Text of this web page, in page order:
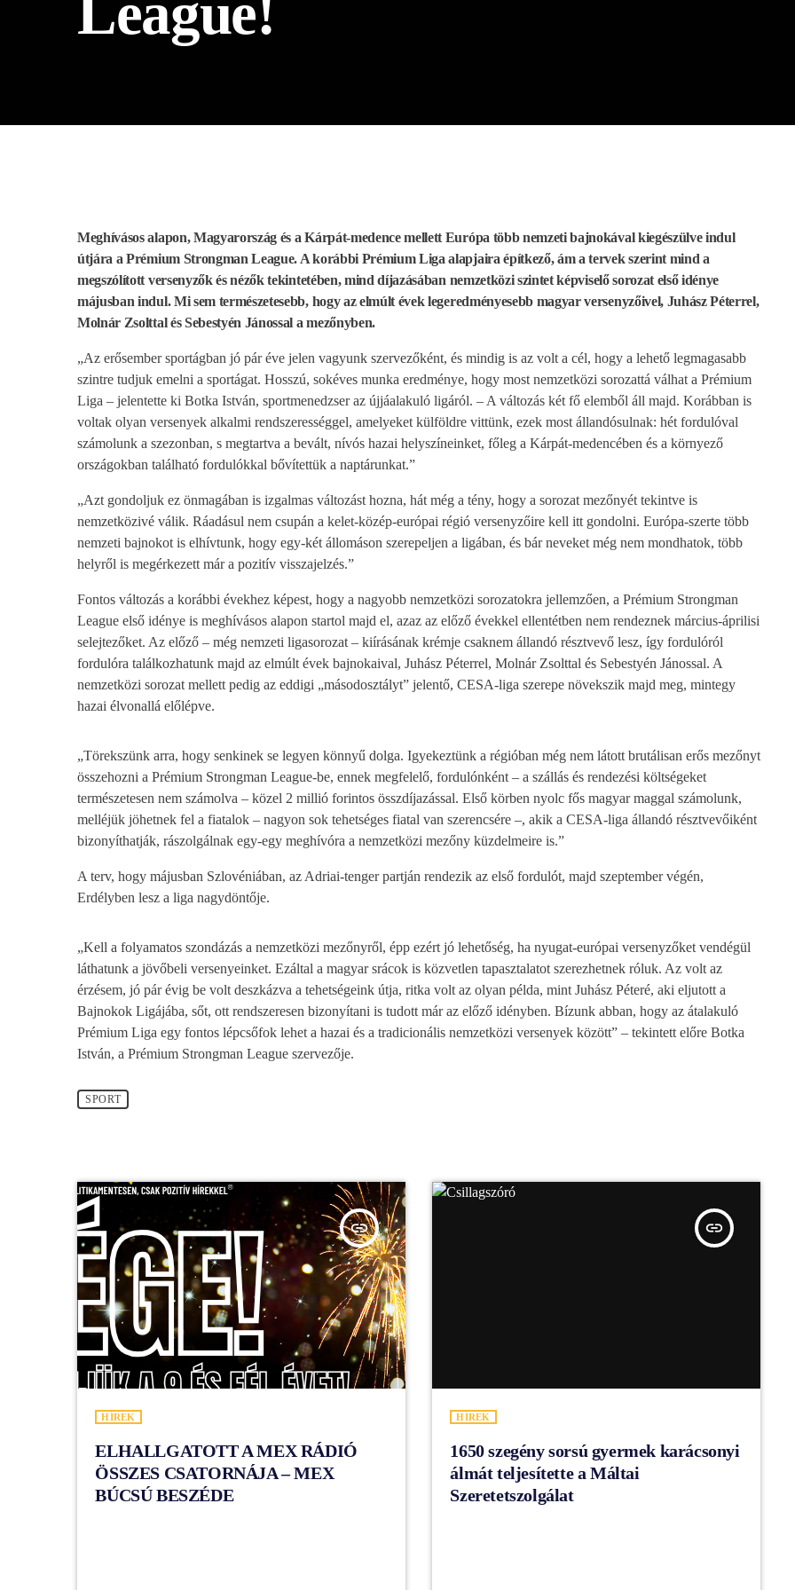
BÚCSÚZIK A MEX RÁDIÓ - MEX BÚCSÚ BESZÉDE
League!
Meghívásos alapon, Magyarország és a Kárpát-medence mellett Európa több nemzeti bajnokával kiegészülve indul
útjára a Prémium Strongman League. A korábbi Prémium Liga alapjaira építkező, ám a tervek szerint mind a
megszólított versenyzők és nézők tekintetében, mind díjazásában nemzetközi szintet képviselő sorozat első idénye
májusban indul. Mi sem természetesebb, hogy az elmúlt évek legeredményesebb magyar versenyzőivel, Juhász Péterrel,
Molnár Zsolttal és Sebestyén Jánossal a mezőnyben.
„Az erősember sportágban jó pár éve jelen vagyunk szervezőként, és mindig is az volt a cél, hogy a lehető legmagasabb
szintre tudjuk emelni a sportágat. Hosszú, sokéves munka eredménye, hogy most nemzetközi sorozattá válhat a Prémium
Liga – jelentette ki Botka István, sportmenedzser az újjáalakuló ligáról. – A változás két fő elemből áll majd. Korábban is
voltak olyan versenyek alkalmi rendszerességgel, amelyeket külföldre vittünk, ezek most állandósulnak: hét fordulóval
számolunk a szezonban, s megtartva a bevált, nívós hazai helyszíneinket, főleg a Kárpát-medencében és a környező
országokban található fordulókkal bővítettük a naptárunkat.”
„Azt gondoljuk ez önmagában is izgalmas változást hozna, hát még a tény, hogy a sorozat mezőnyét tekintve is
nemzetközivé válik. Ráadásul nem csupán a kelet-közép-európai régió versenyzőire kell itt gondolni. Európa-szerte több
nemzeti bajnokot is elhívtunk, hogy egy-két állomáson szerepeljen a ligában, és bár neveket még nem mondhatok, több
helyről is megérkezett már a pozitív visszajelzés.”
Fontos változás a korábbi évekhez képest, hogy a nagyobb nemzetközi sorozatokra jellemzően, a Prémium Strongman
League első idénye is meghívásos alapon startol majd el, azaz az előző évekkel ellentétben nem rendeznek március-áprilisi
selejtezőket. Az előző – még nemzeti ligasorozat – kiírásának krémje csaknem állandó résztvevő lesz, így fordulóról
fordulóra találkozhatunk majd az elmúlt évek bajnokaival, Juhász Péterrel, Molnár Zsolttal és Sebestyén Jánossal. A
nemzetközi sorozat mellett pedig az eddigi „másodosztályt” jelentő, CESA-liga szerepe növekszik majd meg, mintegy
hazai élvonallá előlépve.
„Törekszünk arra, hogy senkinek se legyen könnyű dolga. Igyekeztünk a régióban még nem látott brutálisan erős mezőnyt
összehozni a Prémium Strongman League-be, ennek megfelelő, fordulónként – a szállás és rendezési költségeket
természetesen nem számolva – közel 2 millió forintos összdíjazással. Első körben nyolc fős magyar maggal számolunk,
melléjük jöhetnek fel a fiatalok – nagyon sok tehetséges fiatal van szerencsére –, akik a CESA-liga állandó résztvevőiként
bizonyíthatják, rászolgálnak egy-egy meghívóra a nemzetközi mezőny küzdelmeire is.”
A terv, hogy májusban Szlovéniában, az Adriai-tenger partján rendezik az első fordulót, majd szeptember végén,
Erdélyben lesz a liga nagydöntője.
„Kell a folyamatos szondázás a nemzetközi mezőnyről, épp ezért jó lehetőség, ha nyugat-európai versenyzőket vendégül
láthatunk a jövőbeli versenyeinket. Ezáltal a magyar srácok is közvetlen tapasztalatot szerezhetnek róluk. Az volt az
érzésem, jó pár évig be volt deszkázva a tehetségeink útja, ritka volt az olyan példa, mint Juhász Péteré, aki eljutott a
Bajnokok Ligájába, sőt, ott rendszeresen bizonyítani is tudott már az előző idényben. Bízunk abban, hogy az átalakuló
Prémium Liga egy fontos lépcsőfok lehet a hazai és a tradicionális nemzetközi versenyek között” – tekintett előre Botka
István, a Prémium Strongman League szervezője.
SPORT
insert_link
HÍREK
ELHALLGATOTT A MEX RÁDIÓ
ÖSSZES CSATORNÁJA – MEX
BÚCSÚ BESZÉDE
insert_link
HÍREK
1650 szegény sorsú gyermek karácsonyi
álmát teljesítette a Máltai
Szeretetszolgálat